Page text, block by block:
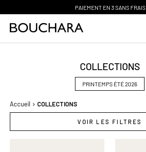
PAIEMENT EN 3 SANS FRAIS
COLLECTIONS
PRINTEMPS ÉTÉ 2026
Accueil COLLECTIONS
VOIR LES FILTRES